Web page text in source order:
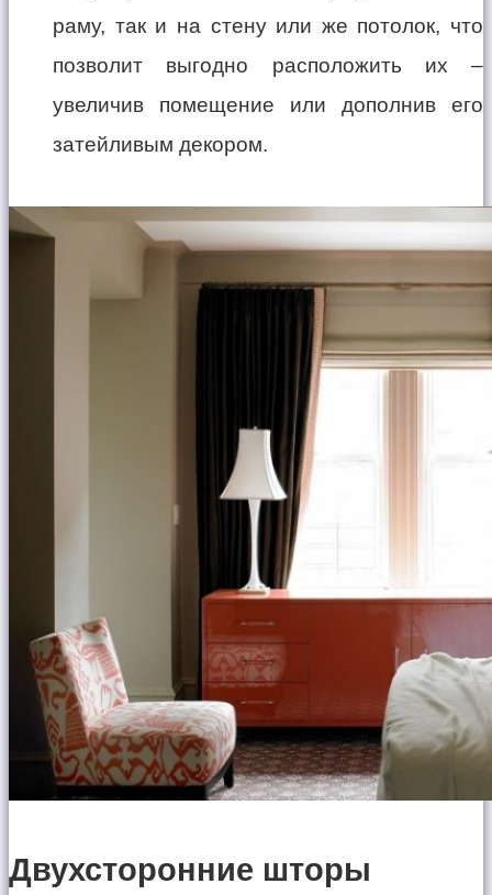
раму, так и на стену или же потолок, что
позволит выгодно расположить их –
увеличив помещение или дополнив его
затейливым декором.
Двухсторонние шторы